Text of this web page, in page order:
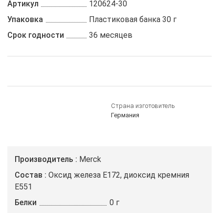
Артикул
120624-30
Упаковка
Пластиковая банка 30 г
Срок годности
36 месяцев
Страна изготовитель
Германия
Производитель
Merck
Состав
Оксид железа E172, диоксид кремния
E551
Белки
0 г